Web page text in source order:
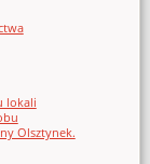
lokali
Olsztynek.